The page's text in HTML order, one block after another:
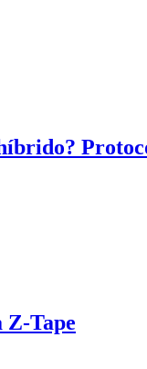
Tape